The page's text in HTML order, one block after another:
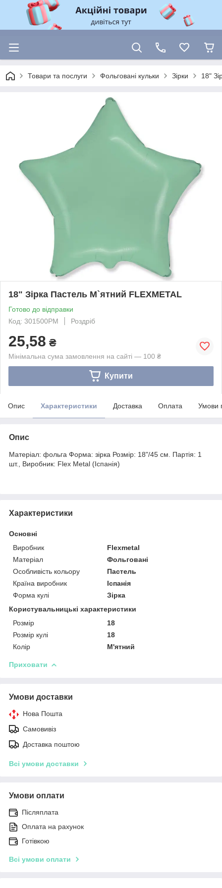
Товари та послуги Фольговані кульки Зірки 18"
18" Зірка Пастель М`ятний FLEXMETAL
Готово до відправки
Код: 301500PM
Роздріб
25,58 ₴
Мінімальна сума замовлення на сайті — 100 ₴
Купити
Опис Характеристики Доставка Оплата Умови
Опис
Матеріал: фольга Форма: зірка Розмір: 18"/45 см. Партія: 1
шт., Виробник: Flex Metal (Іспанія)
Характеристики
Основні
Виробник
Flexmetal
Матеріал
Фольговані
Особливість кольору
Пастель
Країна виробник
Іспанія
Форма кулі
Зірка
Користувальницькі характеристики
Розмір
18
Розмір кулі
18
Колір
М'ятний
Приховати
Умови доставки
Нова Пошта
Самовивіз
Доставка поштою
Всі умови доставки
Умови оплати
Післяплата
Оплата на рахунок
Готівкою
Всі умови оплати